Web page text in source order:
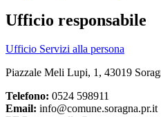
Ufficio responsabile
Ufficio Servizi alla persona
Piazzale Meli Lupi, 1, 43019
Telefono: 0524 598911
Email: info@comune.soragna.pr.it